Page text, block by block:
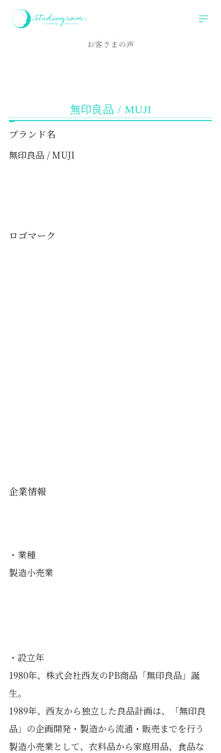
ホーム お客様の声
Voice
お客さまの声
無印良品 / MUJI
ブランド名
無印良品 / MUJI
ロゴマーク
企業情報
・業種
製造小売業
・設立年
1980年、株式会社西友のPB商品「無印良品」誕
生。
1989年、西友から独立した良品計画は、「無印良
品」の企画開発・製造から流通・販売までを行う
製造小売業として、衣料品から家庭用品、食品な